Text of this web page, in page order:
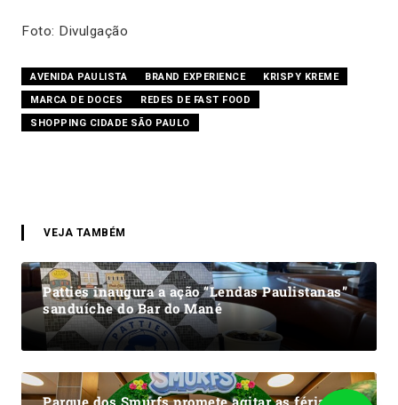
Foto: Divulgação
AVENIDA PAULISTA BRAND EXPERIENCE
KRISPY KREME
MARCA DE DOCES
REDES DE FAST FOOD
SHOPPING CIDADE SÃO PAULO
VEJA TAMBÉM
Patties inaugura a ação “Lendas Paulistanas”
sanduíche do Bar do Mané